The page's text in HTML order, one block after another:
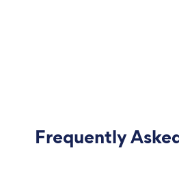
Frequently